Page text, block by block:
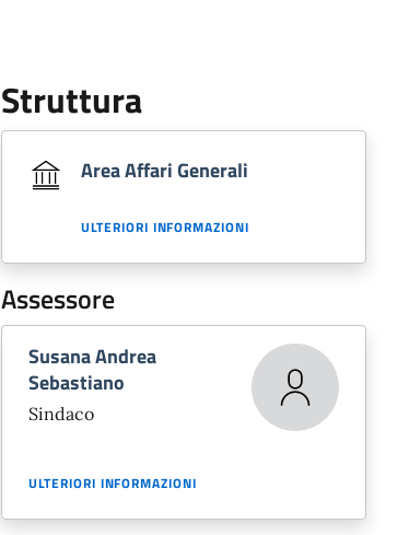
Struttura
Area Affari Generali
ULTERIORI INFORMAZIONI
Assessore
Susana Andrea
Sebastiano
Sindaco
ULTERIORI INFORMAZIONI